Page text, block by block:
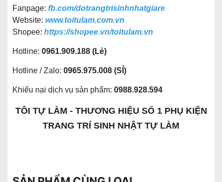
Fanpage: fb.com/dotrangtrisinhnhatgiare
Website: www.toitulam.com.vn
Shopee: https://shopee.vn/toitulam.vn
Hotline: 0961.909.188 (Lẻ)
Hotline / Zalo: 0965.975.008 (SỈ)
Khiếu nại dịch vụ sản phẩm: 0988.928.594
TÔI TỰ LÀM - THƯƠNG HIỆU SỐ 1 PHỤ KIỆN
TRANG TRÍ SINH NHẬT TỰ LÀM